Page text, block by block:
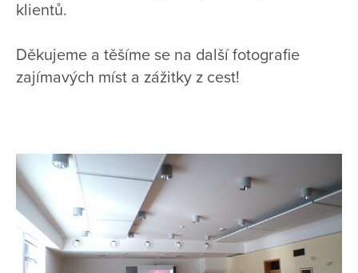
klientů.
Děkujeme a těšíme se na další fotografie
zajímavých míst a zážitky z cest!